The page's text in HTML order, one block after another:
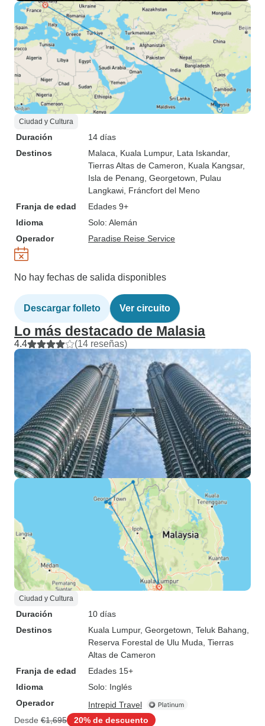
Ciudad y Cultura
Duración
14 días
Destinos
Malaca , Kuala Lumpur, Lata Iskandar,
Tierras Altas de Cameron , Kuala Kangsar,
Isla de Penang , Georgetown , Pulau
Langkawi , Fráncfort del Meno
Franja de edad
Edades 9+
Idioma
Solo: Alemán
Operador
Paradise Reise Service
No hay fechas de salida disponibles
Descargar folleto Ver circuito
Lo más destacado de Malasia
4.4 (14 reseñas)
Ciudad y Cultura
Duración
10 días
Destinos
Kuala Lumpur, Georgetown , Teluk Bahang
Reserva Forestal de Ulu Muda , Tierras
Altas de Cameron
Franja de edad
Edades 15+
Idioma
Solo: Inglés
Operador
Intrepid Travel
Desde €1,695 20% de descuento